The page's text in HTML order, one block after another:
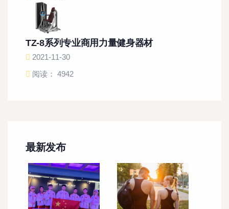
TZ-8系列专业商用力量健身器材
2021-11-30
阅读： 4942
最新发布